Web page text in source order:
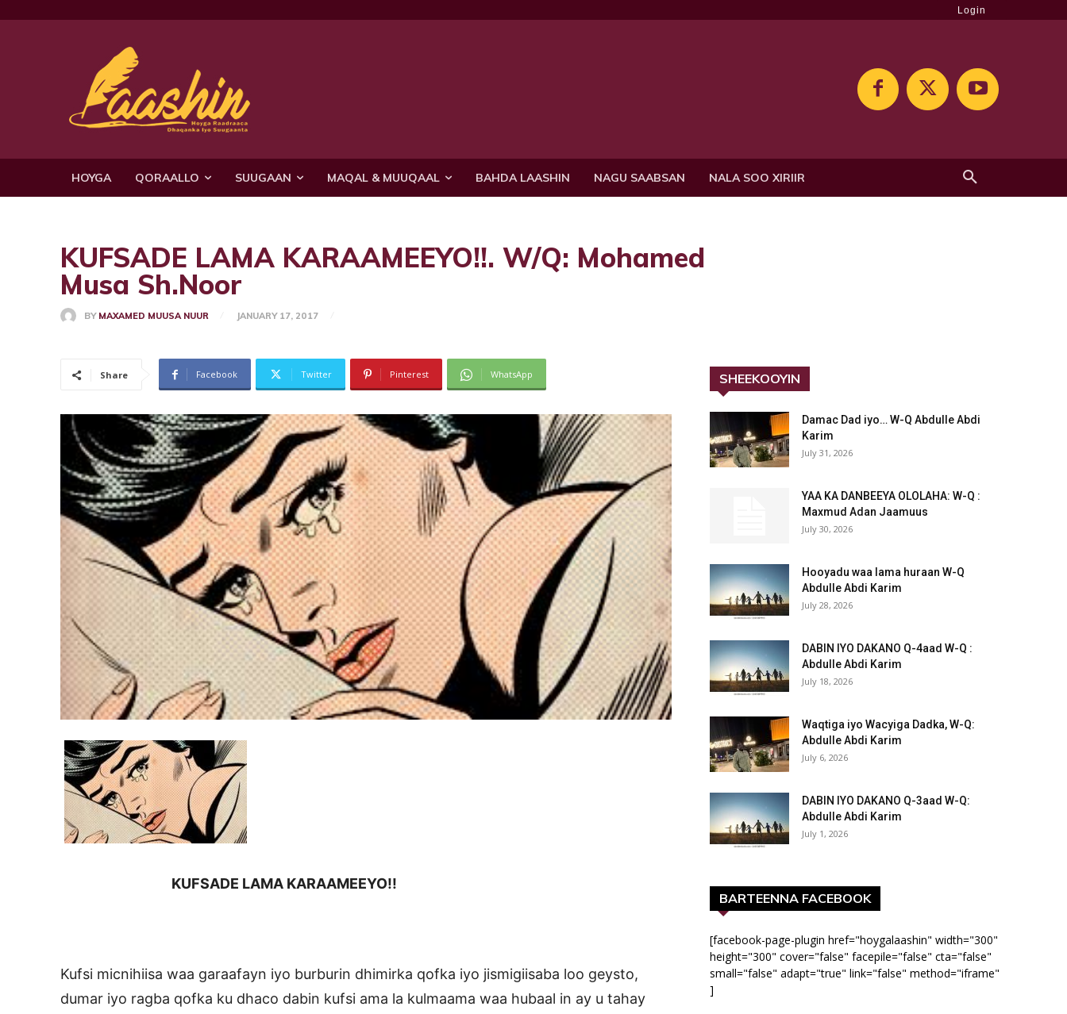
Login
HOYGA QORAALLO SUUGAAN MAQAL & MUUQAAL BAHDA LAASHIN NAGU SAABSAN NALA SOO XIRIIR
KUFSADE LAMA KARAAMEEYO!!. W/Q: Mohamed
Musa Sh.Noor
BY MAXAMED MUUSA NUUR JANUARY 17, 2017
Share Facebook Twitter Pinterest WhatsApp
KUFSADE LAMA KARAAMEEYO!!
Kufsi micnihiisa waa garaafayn iyo burburin dhimirka qofka iyo jismigiisaba loo geysto,
dumar iyo ragba qofka ku dhaco dabin kufsi ama la kulmaama waa hubaal in ay u tahay
SHEEKOOYIN
Damac Dad iyo… W-Q Abdulle Abdi
Karim
July 31, 2026
YAA KA DANBEEYA OLOLAHA: W-Q :
Maxmud Adan Jaamuus
July 30, 2026
Hooyadu waa lama huraan W-Q
Abdulle Abdi Karim
July 28, 2026
DABIN IYO DAKANO Q-4aad W-Q :
Abdulle Abdi Karim
July 18, 2026
Waqtiga iyo Wacyiga Dadka, W-Q:
Abdulle Abdi Karim
July 6, 2026
DABIN IYO DAKANO Q-3aad W-Q:
Abdulle Abdi Karim
July 1, 2026
BARTEENNA FACEBOOK
[facebook-page-plugin href="hoygalaashin" width="300"
height="300" cover="false" facepile="false" cta="false"
small="false" adapt="true" link="false" method="iframe"
]